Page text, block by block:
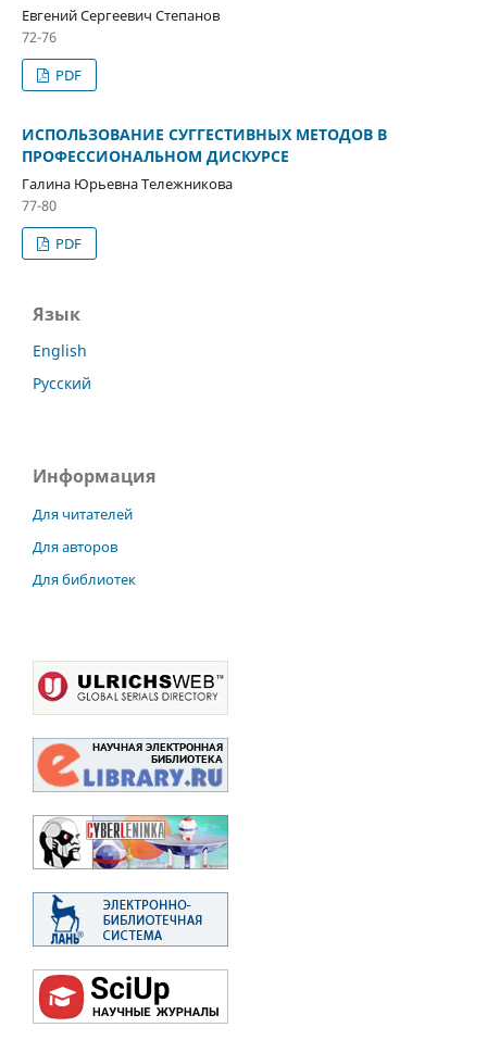
Евгений Сергеевич Степанов
72-76
PDF
ИСПОЛЬЗОВАНИЕ СУГГЕСТИВНЫХ МЕТОДОВ В
ПРОФЕССИОНАЛЬНОМ ДИСКУРСЕ
Галина Юрьевна Тележникова
77-80
PDF
Язык
English
Русский
Информация
Для читателей
Для авторов
Для библиотек